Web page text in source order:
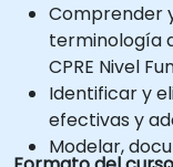
Comprender
terminología
CPRE Nivel
Identificar y
efectivas y
Modelar,